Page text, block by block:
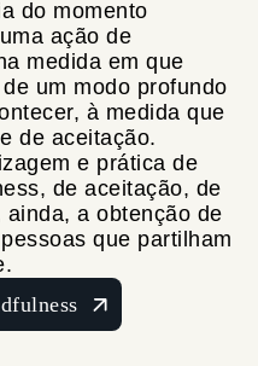
do momento
ação de
medida em que
um modo profundo
à medida que
de aceitação.
e prática de
de aceitação, de
a obtenção de
que partilham